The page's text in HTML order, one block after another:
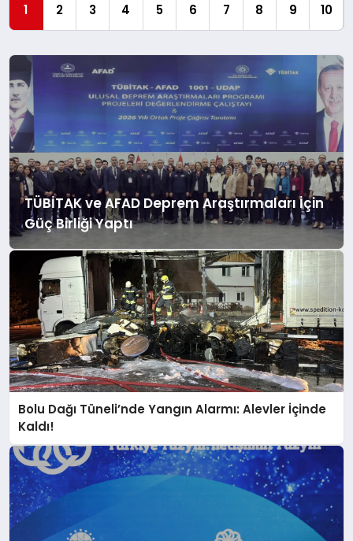
1 2 3 4 5 6 7 8 9 10
TÜBİTAK ve AFAD Deprem Araştırmaları İçin
Güç Birliği Yaptı
Bolu Dağı Tüneli’nde Yangın Alarmı: Alevler İçinde
Kaldı!